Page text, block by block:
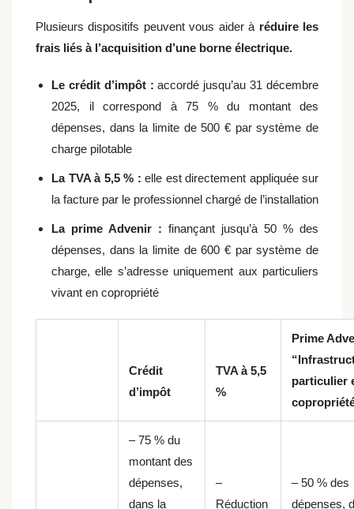
Plusieurs dispositifs peuvent vous aider à réduire les
frais liés à l’acquisition d’une borne électrique.
Le crédit d’impôt : accordé jusqu’au 31 décembre
2025, il correspond à 75 % du montant des
dépenses, dans la limite de 500 € par système de
charge pilotable
La TVA à 5,5 % : elle est directement appliquée sur
la facture par le professionnel chargé de l’installation
La prime Advenir : finançant jusqu’à 50 % des
dépenses, dans la limite de 600 € par système de
charge,elle s’adresse uniquement aux particuliers
vivant en copropriété
Crédit
d’impôt
TVA à 5,5
%
Prime
particulier
– 75 % du
montant des
dépenses,
dans la
–
Réduction
– 50 % des
dépenses,